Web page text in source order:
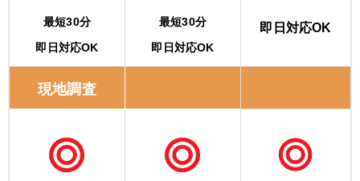
最短30分
即日対応OK
最短30分
即日対応OK
即日対応OK
現地調査